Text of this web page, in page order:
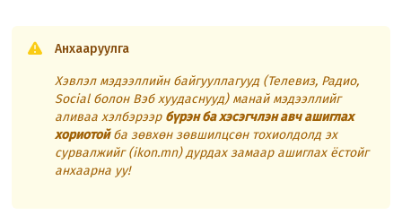
Анхааруулга
Хэвлэл мэдээллийн байгууллагууд (Телевиз, Радио,
Social болон Вэб хуудаснууд) манай мэдээллийг
аливаа хэлбэрээр бүрэн ба хэсэгчлэн авч ашиглах
хориотойба зөвхөн зөвшилцсөн тохиолдолд эх
сурвалжийг (ikon.mn) дурдах замаар ашиглах ёстойг
анхаарна уу!